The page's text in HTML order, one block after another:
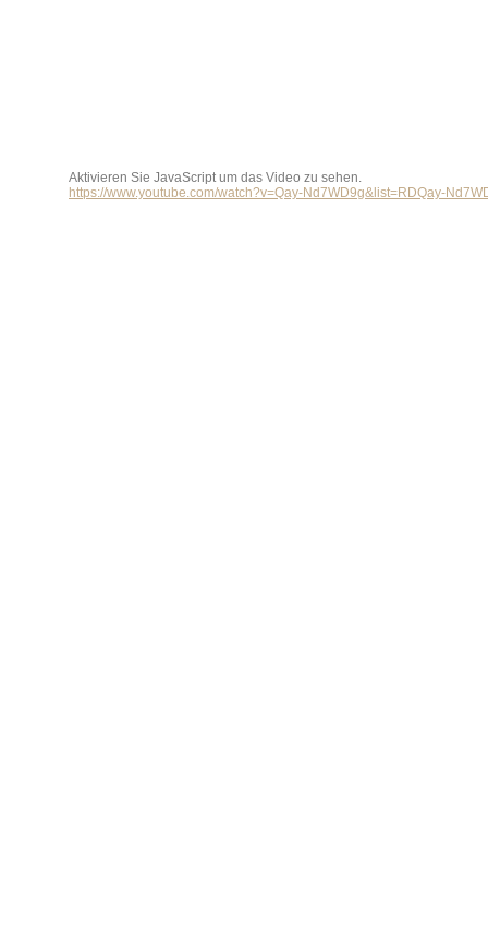
Aktivieren Sie JavaScript um das Video zu sehen.
https://www.youtube.com/watch?v=Qay-Nd7WD9g&list=RDQay-